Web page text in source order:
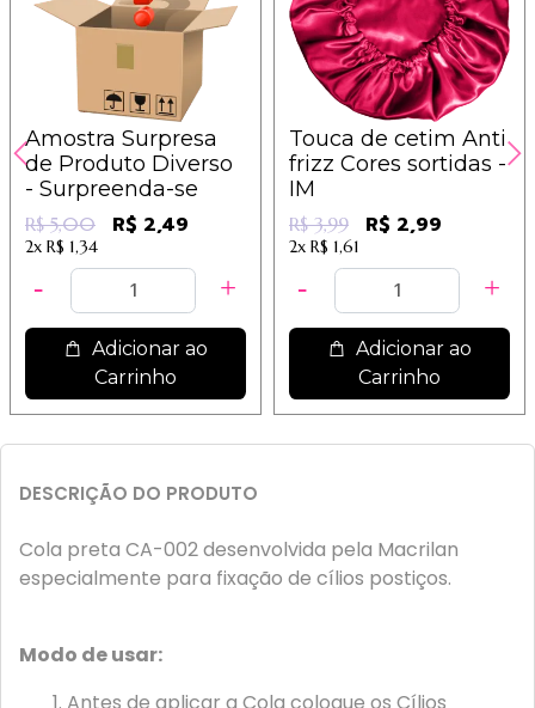
Amostra Surpresa
de Produto Diverso
- Surpreenda-se
R$ 5,00 R$ 2,49
2x R$ 1,34
Adicionar ao
Carrinho
Touca de cetim Anti
frizz Cores sortidas -
IM
R$ 3,99 R$ 2,99
2x R$ 1,61
Adicionar ao
Carrinho
DESCRIÇÃO DO PRODUTO
Cola preta CA-002 desenvolvida pela Macrilan
especialmente para fixação de cílios postiços.
Modo de usar: